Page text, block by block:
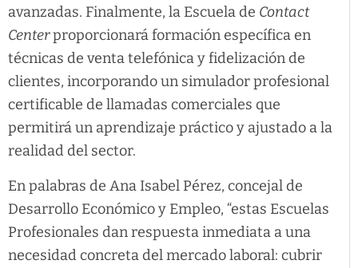
avanzadas. Finalmente, la Escuela de Contact
Centerproporcionará formación específica en
técnicas de venta telefónica y fidelización de
clientes, incorporando un simulador profesional
certificable de llamadas comerciales que
permitirá un aprendizaje práctico y ajustado a la
realidad del sector.
En palabras de Ana Isabel Pérez, concejal de
Desarrollo Económico y Empleo, “estas Escuelas
Profesionales dan respuesta inmediata a una
necesidad concreta del mercado laboral: cubrir